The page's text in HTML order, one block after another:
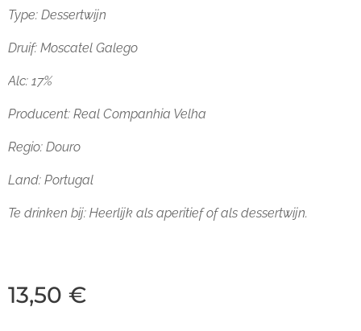
Type: Dessertwijn
Druif: Moscatel Galego
Alc: 17%
Producent: Real Companhia Velha
Regio: Douro
Land: Portugal
Te drinken bij: Heerlijk als aperitief of als dessertwijn.
13,50 €